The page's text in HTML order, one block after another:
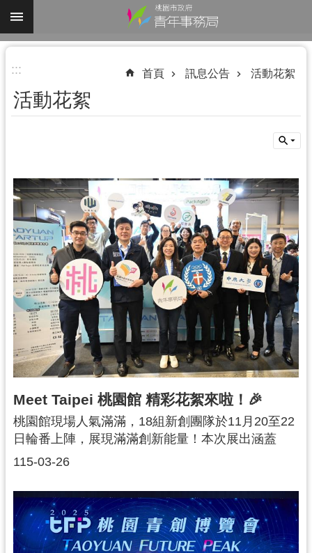
跳到主要內容區塊
進
搜
尋
認
識
我
們
業
務
資
訊
訊
息
公
便
民
務
桃
青
資
源
::: 首頁 訊息公告 活動花絮
活動花絮
Meet Taipei 桃園館 精彩花絮來啦！🎉
115-03-26
桃園館現場人氣滿滿，18組新創團隊於11月20至22
日輪番上陣，展現滿滿創新能量！本次展出涵蓋
AI、永續、教育與生活科技等多元領域，並以TO
聲科技」的虛擬手語導引系統，已導入樂天桃園棒
球場與桃捷站，打造更友善的智慧環境；「加加減
減」則結合AI與塗層技術，提升太陽能發電效率，
推動綠能應用。現場不僅有技術展示，更促成多場